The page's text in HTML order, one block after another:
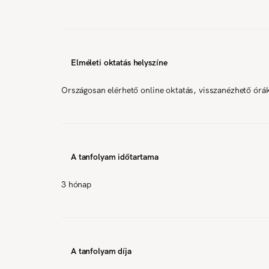
Elméleti oktatás helyszíne
Országosan elérhető online oktatás, visszanézhető
A tanfolyam időtartama
3 hónap
A tanfolyam díja